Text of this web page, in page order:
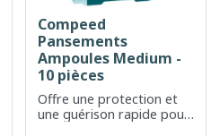
Compeed
Pansements
Ampoules Medium -
10 pièces
Offre une protection et
une guérison rapide pour